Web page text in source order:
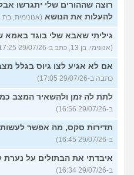
רוצה שההורים שלי יתגרשו
להעלות את הנושא (אנונימית, בת 23, כתבה ב-29/07/26 17:36)
גיליתי שאבא שלי בוגד באמא
(אנונימי, בן 13, כתב ב-29/07/26 17:25)
אם לא אגיע לצו גיוס בגלל
כתבה ב-29/07/26 17:05)
לתת לה זמן ולהשאיר המצב
ב-29/07/26 16:56)
תדירות סקס, מה אפשר
ב-29/07/26 16:45)
איבדתי את הבתולים על נערת
ב-29/07/26 16:34)